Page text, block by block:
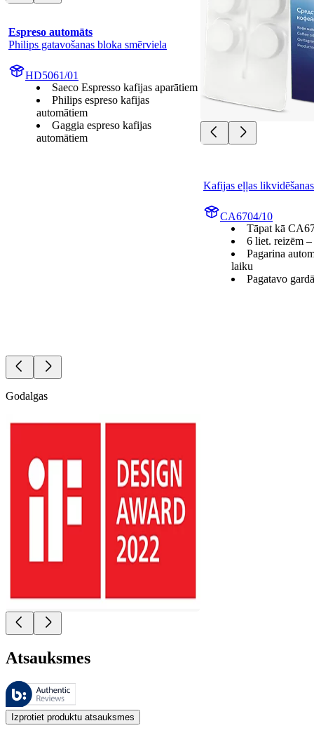
Espreso automāts
Philips gatavošanas bloka smērviela
HD5061/01
Saeco Espresso kafijas aparātiem
Philips espreso kafijas
automātiem
Gaggia espreso kafijas
automātiem
Kafijas eļļas
CA6704/10
Tāpat kā
6 liet. reizēm
Pagarina
laiku
Pagatavo
Godalgas
Atsauksmes
Šīs atsauksmes pārvalda Bazaarvoice, un tās atbilst Bazaarvoice
Klientu viedokļi produktu un zvaigžņu vērtējumu veidā ir noderīgi
Izprotiet produktu atsauksmes